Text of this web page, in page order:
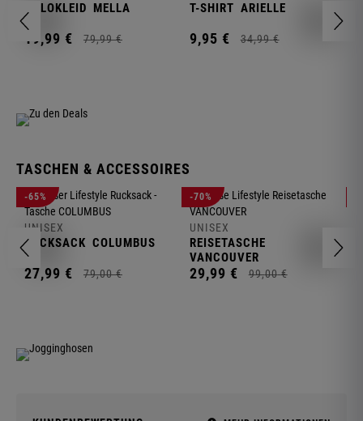
POLOKLEID MELLA
19,99 € 79,99 €
T-SHIRT ARIELLE
9,95 € 34,99 €
TASCHEN & ACCESSOIRES
-65%
UNISEX
RUCKSACK COLUMBUS
27,99 € 79,00 €
-70%
UNISEX
REISETASCHE
VANCOUVER
29,99 € 99,00 €